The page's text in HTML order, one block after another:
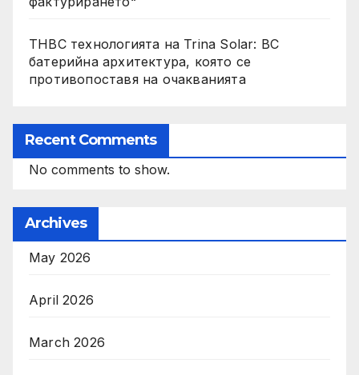
THBC технологията на Trina Solar: BC
батерийна архитектура, която се
противопоставя на очакванията
Recent Comments
No comments to show.
Archives
May 2026
April 2026
March 2026